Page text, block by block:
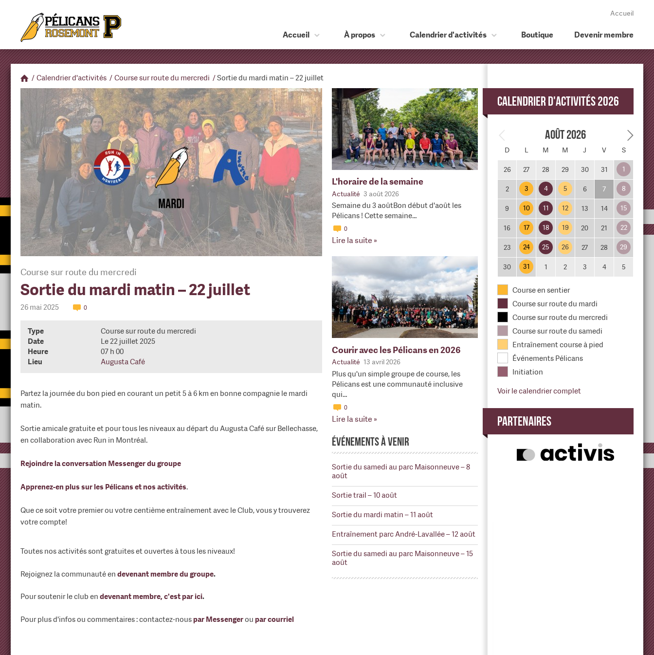
Accueil
Accueil À propos Calendrier d'activités Boutique Devenir membre
/ Calendrier d'activités / Course sur route du mercredi /Sortie du mardi matin – 22 juillet
L'horaire de la semaine
Actualité 3 août 2026
Semaine du 3 aoûtBon début d'août les
Pélicans ! Cette semaine…
0
Lire la suite »
Courir avec les Pélicans en 2026
Actualité 13 avril 2026
Plus qu'un simple groupe de course, les
Pélicans est une communauté inclusive
qui…
0
Lire la suite »
Événements à venir
Sortie du samedi au parc Maisonneuve – 8
août
Sortie trail – 10 août
Sortie du mardi matin – 11 août
Entraînement parc André-Lavallée – 12 août
Sortie du samedi au parc Maisonneuve – 15
août
Course sur route du mercredi
Sortie du mardi matin – 22 juillet
26 mai 2025 0
Type
Course sur route du mercredi
Date
Le 22 juillet 2025
Heure
07 h 00
Lieu
Augusta Café
Partez la journée du bon pied en courant un petit 5 à 6 km en bonne compagnie le mardi
matin.
Sortie amicale gratuite et pour tous les niveaux au départ du Augusta Café sur Bellechasse,
en collaboration avec Run in Montréal.
Rejoindre la conversation Messenger du groupe
Apprenez-en plus sur les Pélicans et nos activités.
Que ce soit votre premier ou votre centième entraînement avec le Club, vous y trouverez
votre compte!
Toutes nos activités sont gratuites et ouvertes à tous les niveaux!
Rejoignez la communauté en devenant membre du groupe.
Pour soutenir le club en devenant membre, c'est par ici.
Pour plus d'infos ou commentaires : contactez-nous par Messengerou par courriel
Calendrier d'activités 2026
Août 2026
D L M M J V S
26 27 28 29 30 31 1
2 3 4 5 6 7 8
9 10 11 12 13 14 15
16 17 18 19 20 21 22
23 24 25 26 27 28 29
30 31 1 2 3 4 5
Course en sentier
Course sur route du mardi
Course sur route du mercredi
Course sur route du samedi
Entraînement course à pied
Événements Pélicans
Initiation
Voir le calendrier complet
Partenaires